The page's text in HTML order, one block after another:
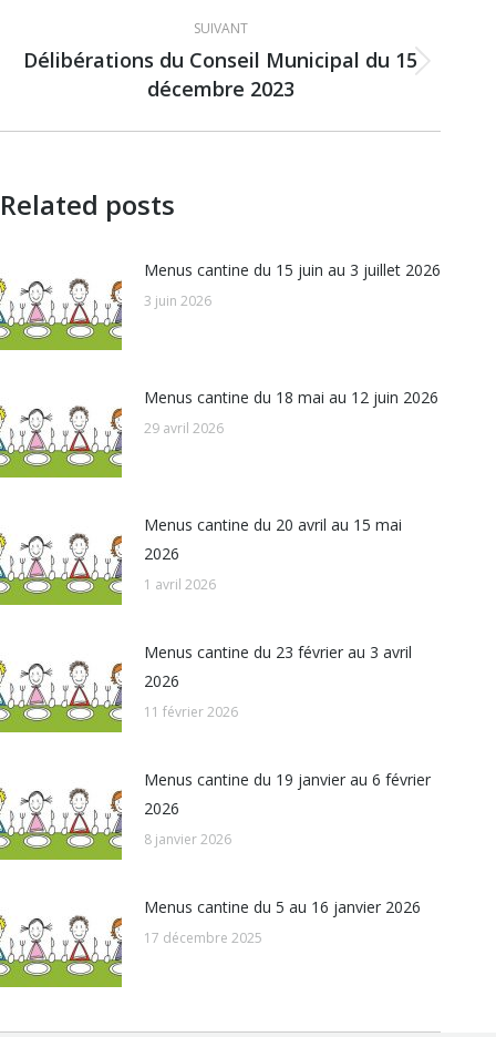
SUIVANT
Article
suivant
:
Délibérations du Conseil Municipal du 15
décembre 2023
Related posts
Menus cantine du 15 juin au 3 juillet 2026
3 juin 2026
Menus cantine du 18 mai au 12 juin 2026
29 avril 2026
Menus cantine du 20 avril au 15 mai
2026
1 avril 2026
Menus cantine du 23 février au 3 avril
2026
11 février 2026
Menus cantine du 19 janvier au 6 février
2026
8 janvier 2026
Menus cantine du 5 au 16 janvier 2026
17 décembre 2025